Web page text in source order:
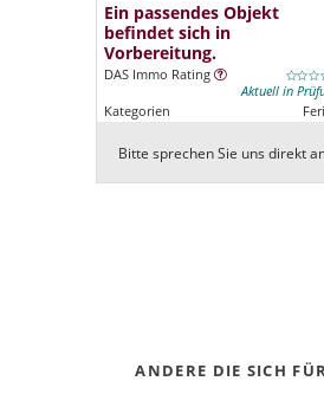
Ein passendes Objekt
befindet sich in
Vorbereitung.
DAS Immo Rating
Aktuell in
Kategorien
Bitte sprechen Sie uns direkt
ANDERE DIE SICH